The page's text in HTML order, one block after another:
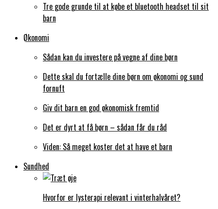
Tre gode grunde til at købe et bluetooth headset til sit
barn
Økonomi
Sådan kan du investere på vegne af dine børn
Dette skal du fortælle dine børn om økonomi og sund
fornuft
Giv dit barn en god økonomisk fremtid
Det er dyrt at få børn – sådan får du råd
Viden: Så meget koster det at have et barn
Sundhed
Hvorfor er lysterapi relevant i vinterhalvåret?